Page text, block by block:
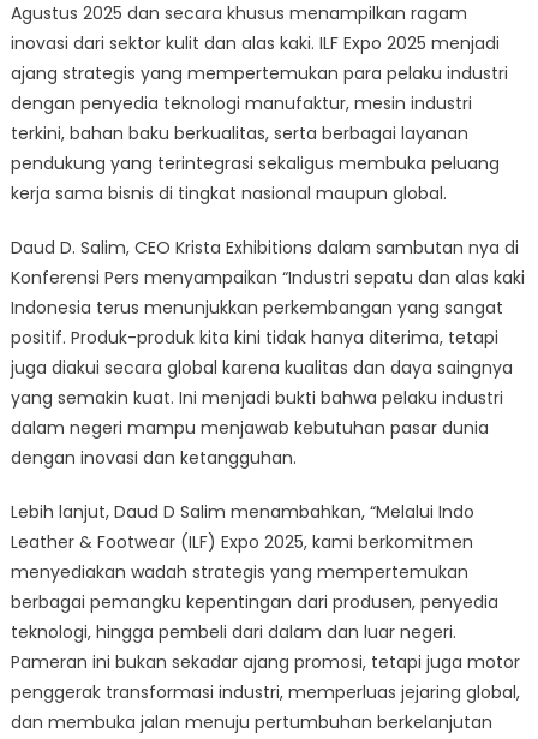
Agustus 2025 dan secara khusus menampilkan ragam
inovasi dari sektor kulit dan alas kaki. ILF Expo 2025 menjadi
ajang strategis yang mempertemukan para pelaku industri
dengan penyedia teknologi manufaktur, mesin industri
terkini, bahan baku berkualitas, serta berbagai layanan
pendukung yang terintegrasi sekaligus membuka peluang
kerja sama bisnis di tingkat nasional maupun global.
Daud D. Salim, CEO Krista Exhibitions dalam sambutan nya di
Konferensi Pers menyampaikan “Industri sepatu dan alas kaki
Indonesia terus menunjukkan perkembangan yang sangat
positif. Produk-produk kita kini tidak hanya diterima, tetapi
juga diakui secara global karena kualitas dan daya saingnya
yang semakin kuat. Ini menjadi bukti bahwa pelaku industri
dalam negeri mampu menjawab kebutuhan pasar dunia
dengan inovasi dan ketangguhan.
Lebih lanjut, Daud D Salim menambahkan, “Melalui Indo
Leather & Footwear (ILF) Expo 2025, kami berkomitmen
menyediakan wadah strategis yang mempertemukan
berbagai pemangku kepentingan dari produsen, penyedia
teknologi, hingga pembeli dari dalam dan luar negeri.
Pameran ini bukan sekadar ajang promosi, tetapi juga motor
penggerak transformasi industri, memperluas jejaring global,
dan membuka jalan menuju pertumbuhan berkelanjutan